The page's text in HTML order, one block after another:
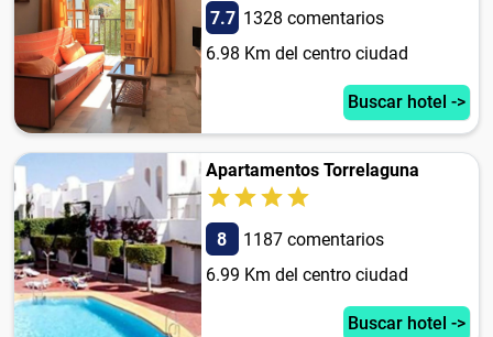
7.7 1328 comentarios
6.98 Km del centro ciudad
Buscar hotel ->
Apartamentos Torrelaguna
8
1187 comentarios
6.99 Km del centro ciudad
Buscar hotel ->